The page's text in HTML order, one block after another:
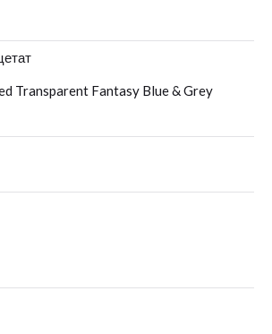
Transparent Fantasy Blue & Grey